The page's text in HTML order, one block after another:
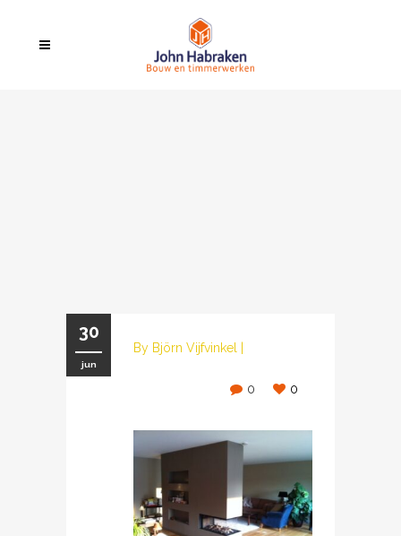
30
jun
By Björn Vijfvinkel
0 0